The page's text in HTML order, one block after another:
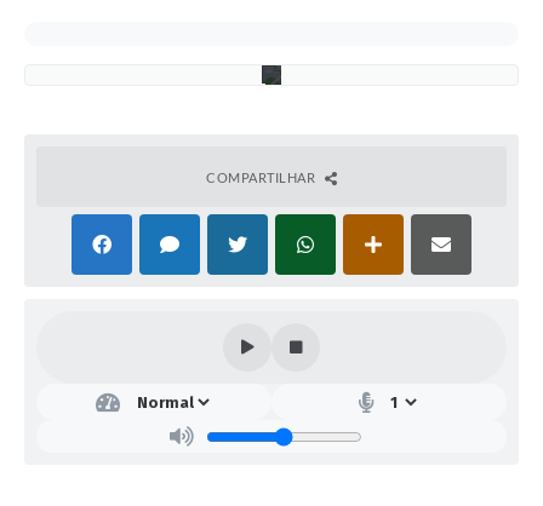
COMPARTILHAR